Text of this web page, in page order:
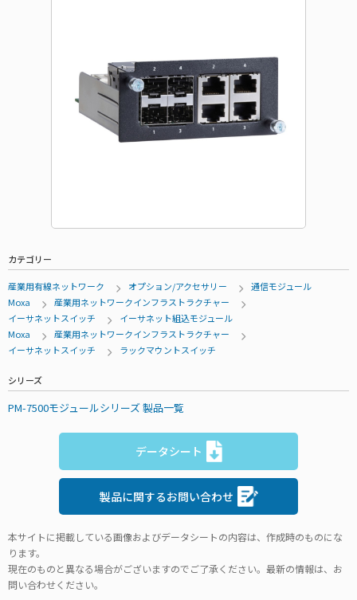
カテゴリー
産業用有線ネットワーク オプション/アクセサリー
通信モジュール
Moxa
産業用ネットワークインフラストラクチャー
イーサネットスイッチ
イーサネット組込モジュール
Moxa
産業用ネットワークインフラストラクチャー
イーサネットスイッチ
ラックマウントスイッチ
シリーズ
PM-7500モジュールシリーズ 製品一覧
データシート
製品に関するお問い合わせ
本サイトに掲載している画像およびデータシートの内容は、作成時のものにな
ります。
現在のものと異なる場合がございますのでご了承ください。最新の情報は、お
問い合わせください。